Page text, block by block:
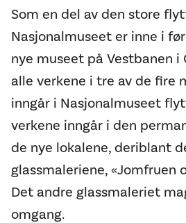
Som en del av den store
Nasjonalmuseet er inne i
nye museet på Vestbanen i
alle verkene i tre av de fire
inngår i Nasjonalmuseet
verkene inngår i den
de nye lokalene, deriblant
glassmaleriene, «Jomfruen
Det andre glassmaleriet
omgang.